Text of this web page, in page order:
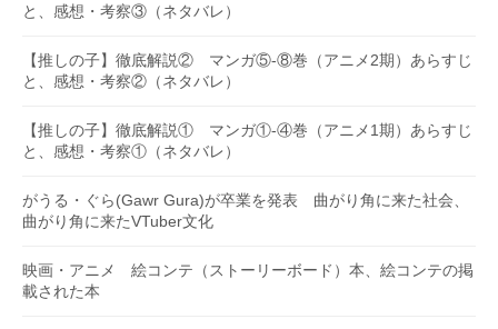
と、感想・考察③（ネタバレ）
【推しの子】徹底解説② マンガ⑤-⑧巻（アニメ2期）あらすじ
と、感想・考察②（ネタバレ）
【推しの子】徹底解説① マンガ①-④巻（アニメ1期）あらすじ
と、感想・考察①（ネタバレ）
がうる・ぐら(Gawr Gura)が卒業を発表 曲がり角に来た社会、
曲がり角に来たVTuber文化
映画・アニメ 絵コンテ（ストーリーボード）本、絵コンテの掲
載された本